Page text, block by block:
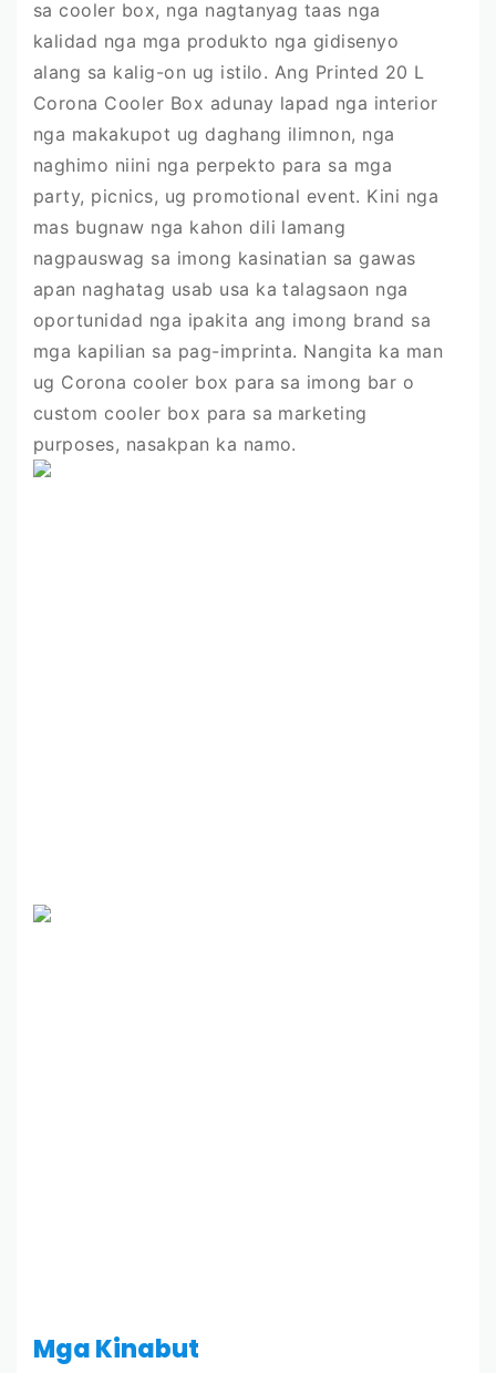
sa cooler box, nga nagtanyag taas nga
kalidad nga mga produkto nga gidisenyo
alang sa kalig-on ug istilo. Ang Printed 20 L
Corona Cooler Box adunay lapad nga interior
nga makakupot ug daghang ilimnon, nga
naghimo niini nga perpekto para sa mga
party, picnics, ug promotional event. Kini nga
mas bugnaw nga kahon dili lamang
nagpauswag sa imong kasinatian sa gawas
apan naghatag usab usa ka talagsaon nga
oportunidad nga ipakita ang imong brand sa
mga kapilian sa pag-imprinta. Nangita ka man
ug Corona cooler box para sa imong bar o
custom cooler box para sa marketing
purposes, nasakpan ka namo.
Mga Kinabut